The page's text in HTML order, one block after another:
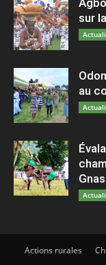
sur
au
Actions rurales